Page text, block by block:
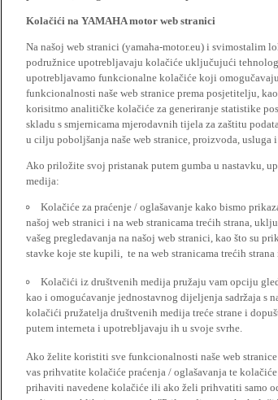
Kolačići na YAMAHA motor web stranici
Na našoj web stranici (yamaha-motor.eu) i svimostalim
podružnice upotrebljavaju kolačiće uključujući
upotrebljavamo funkcionalne kolačiće koji
funkcionalnosti naše web stranice prema posjetitelju,
korisitmo analitičke kolačiće za generiranje statistike
skladu s smjernicama mjerodavnih tijela za zaštitu
u cilju poboljšanja naše web stranice, proizvoda, usluga
Ako priložite svoj pristanak putem gumba u nastavku,
medija:
Kolačiće za praćenje / oglašavanje kako bismo
našoj web stranici i na web stranicama trećih strana,
vašeg pregledavanja na našoj web stranici, kao što su
stavke koje ste kupili, te na web stranicama trećih
Kolačići iz društvenih medija pružaju vam opciju
kao i omogućavanje jednostavnog dijeljenja sadržaja s
kolačići pružatelja društvenih medija treće strane i
putem interneta i upotrebljavaju ih u svoje svrhe.
Ako želite koristiti sve funkcionalnosti naše web
vas prihvatite kolačiće praćenja / oglašavanja te
prihaviti navedene kolačiće ili ako želi prihvatiti samo